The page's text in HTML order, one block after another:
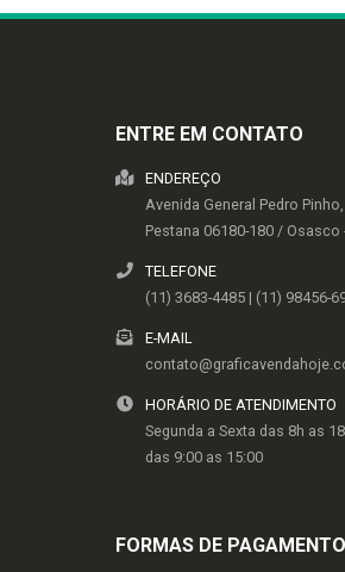
ENTRE EM CONTATO
ENDEREÇO
Avenida General Pedro
Pestana 06180-180 / Osasco
TELEFONE
(11) 3683-4485 | (11) 98456-
E-MAIL
HORÁRIO DE ATENDIMENTO
Segunda a Sexta das 8h as
das 9:00 as 15:00
FORMAS DE PAGAMENTO